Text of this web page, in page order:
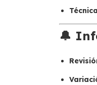
🔔